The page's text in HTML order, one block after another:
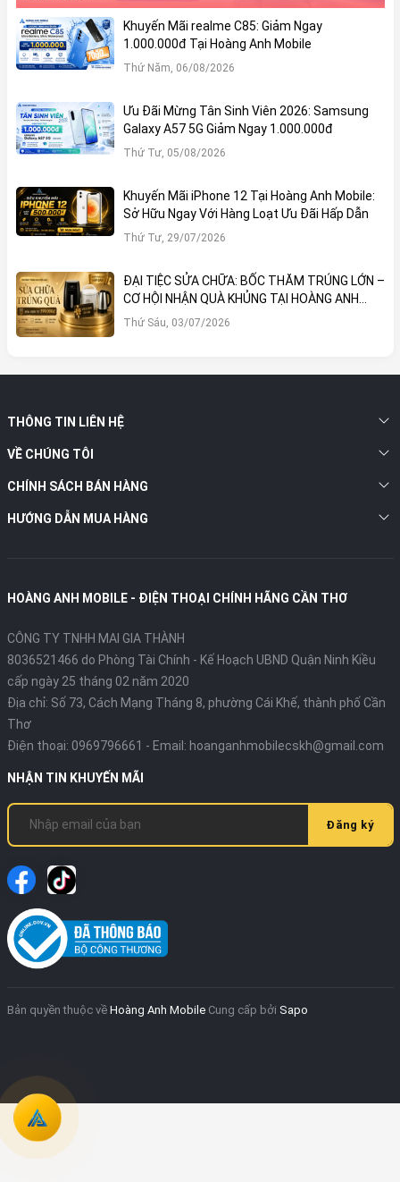
Khuyến Mãi realme C85: Giảm Ngay
1.000.000đ Tại Hoàng Anh Mobile
Thứ Năm, 06/08/2026
Ưu Đãi Mừng Tân Sinh Viên 2026: Samsung
Galaxy A57 5G Giảm Ngay 1.000.000đ
Thứ Tư, 05/08/2026
Khuyến Mãi iPhone 12 Tại Hoàng Anh Mobile:
Sở Hữu Ngay Với Hàng Loạt Ưu Đãi Hấp Dẫn
Thứ Tư, 29/07/2026
ĐẠI TIỆC SỬA CHỮA: BỐC THĂM TRÚNG LỚN –
CƠ HỘI NHẬN QUÀ KHỦNG TẠI HOÀNG ANH
MOBILE
Thứ Sáu, 03/07/2026
THÔNG TIN LIÊN HỆ
VỀ CHÚNG TÔI
CHÍNH SÁCH BÁN HÀNG
HƯỚNG DẪN MUA HÀNG
HOÀNG ANH MOBILE - ĐIỆN THOẠI CHÍNH HÃNG CẦN THƠ
CÔNG TY TNHH MAI GIA THÀNH
8036521466 do Phòng Tài Chính - Kế Hoạch UBND Quận Ninh Kiều
cấp ngày 25 tháng 02 năm 2020
Địa chỉ: Số 73, Cách Mạng Tháng 8, phường Cái Khế, thành phố Cần
Thơ
Điện thoại: 0969796661 - Email: hoanganhmobilecskh@gmail.com
NHẬN TIN KHUYẾN MÃI
Đăng ký
Bản quyền thuộc về Hoàng Anh Mobile Cung cấp bởi Sapo